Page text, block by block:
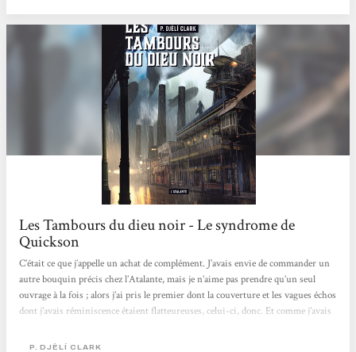
Les Tambours du dieu noir - Le syndrome de
Quickson
C’était ce que j’appelle un achat de complément. J’avais envie de commander un
autre bouquin précis chez l’Atalante, mais je n’aime pas prendre qu’un seul
ouvrage à la fois ; alors j’ai pris le premier dont la couverture et les vagues échos
dont j’avais réminiscence étaient flatteureuses, celui-ci, donc. Et comme j’avais
parfaite pour combler mes quelques heures d’ennui avec une lecture qui
P. DJÈLÍ CLARK